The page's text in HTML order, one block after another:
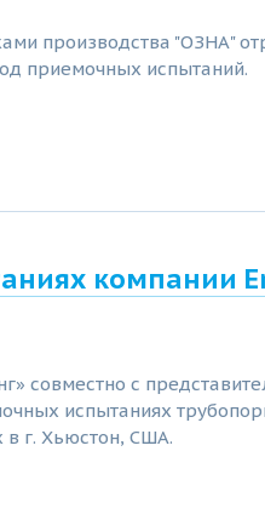
производства "ОЗНА"
приемочных испытаний.
компании
совместно с
испытаниях
г. Хьюстон, США.